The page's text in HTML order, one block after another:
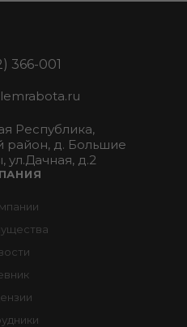
366-001
Республика,
район, д. Большие
ул.Дачная, д.2